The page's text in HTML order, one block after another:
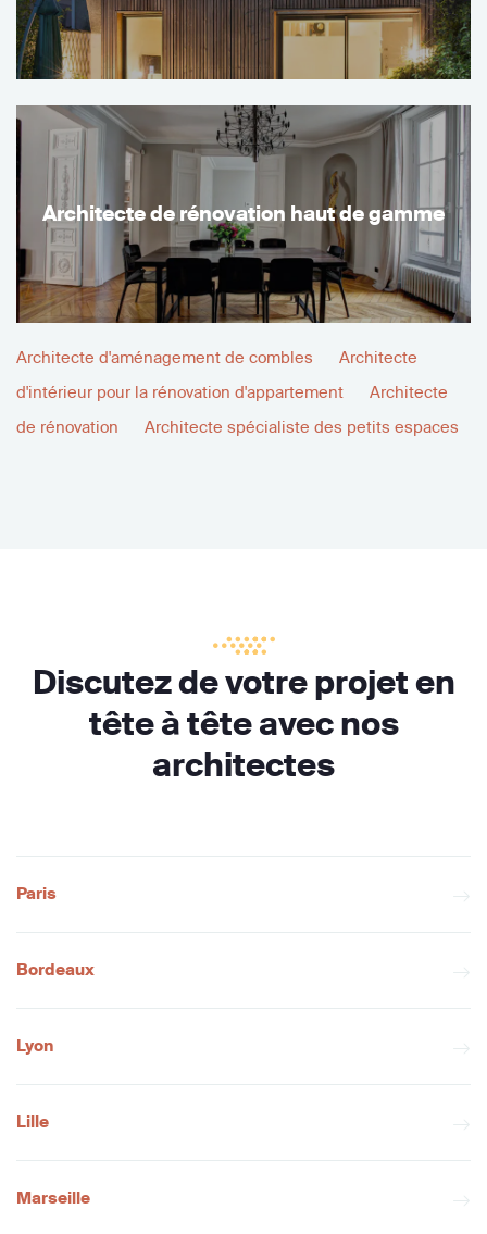
Architecte de rénovation haut de gamme
Architecte d'aménagement de combles
Architecte
d'intérieur pour la rénovation d'appartement
Architecte
de rénovation
Architecte spécialiste des petits espaces
Discutez de votre projet en
tête à tête avec nos
architectes
Paris
Bordeaux
Lyon
Lille
Marseille